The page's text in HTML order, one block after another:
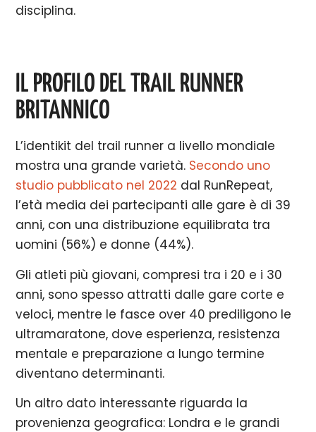
disciplina.
IL PROFILO DEL TRAIL RUNNER
BRITANNICO
L’identikit del trail runner a livello mondiale
mostra una grande varietà. Secondo uno
studio pubblicato nel 2022 dal RunRepeat,
l’età media dei partecipanti alle gare è di 39
anni, con una distribuzione equilibrata tra
uomini (56%) e donne (44%).
Gli atleti più giovani, compresi tra i 20 e i 30
anni, sono spesso attratti dalle gare corte e
veloci, mentre le fasce over 40 prediligono le
ultramaratone, dove esperienza, resistenza
mentale e preparazione a lungo termine
diventano determinanti.
Un altro dato interessante riguarda la
provenienza geografica: Londra e le grandi